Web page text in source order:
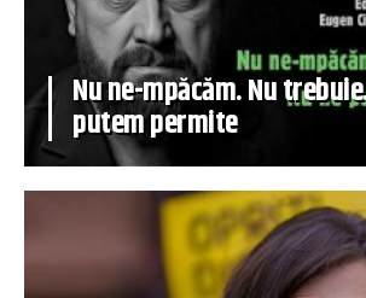
Nu ne-mpăcăm. Nu
putem permite